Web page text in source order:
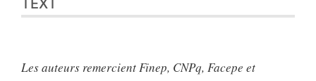
Les auteurs remercient Finep, CNPq, Facepe et